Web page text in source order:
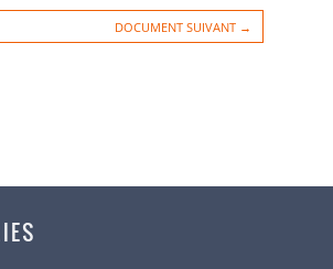
DOCUMENT SUIVANT →